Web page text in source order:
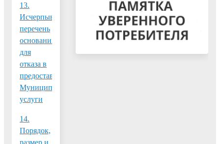
13.
Исчерпывающий
перечень
оснований
для
отказа в
предоставлении
Муниципальной
услуги
14.
Порядок,
размер и